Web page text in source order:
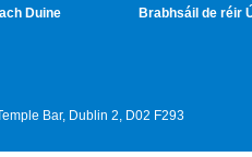
Duine
Brabhsáil de réir
Bar, Dublin 2, D02 F293